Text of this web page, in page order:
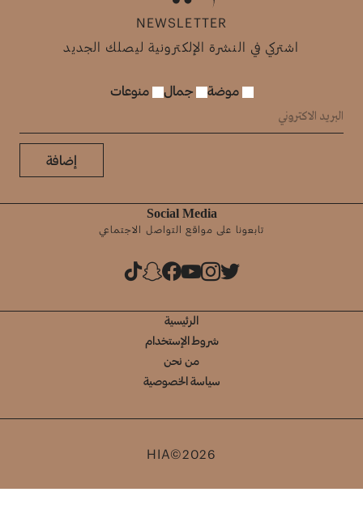
NEWSLETTER
اشتركي في النشرة الإلكترونية ليصلك الجديد
موضة جمال منوعات
إضافة
Social Media
تابعونا على مواقع التواصل الاجتماعي
الرئيسية
شروط الإستخدام
من نحن
سياسة الخصوصية
HIA©2026